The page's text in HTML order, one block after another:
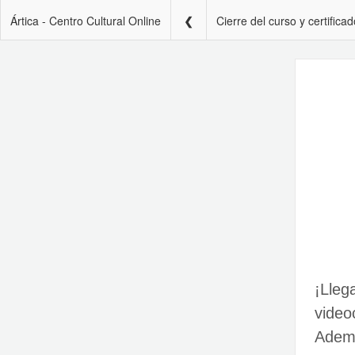
Ártica - Centro Cultural Online Cierre del curso y